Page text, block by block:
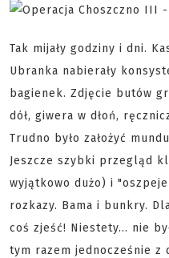
Tak mijały godziny i dni.
Ubranka nabierały
bagienek. Zdjęcie butów
dół, giwera w dłoń,
Trudno było założyć
Jeszcze szybki przegląd
wyjątkowo dużo) i
rozkazy. Bama i bunkry.
coś zjeść! Niestety... nie
tym razem jednocześnie z